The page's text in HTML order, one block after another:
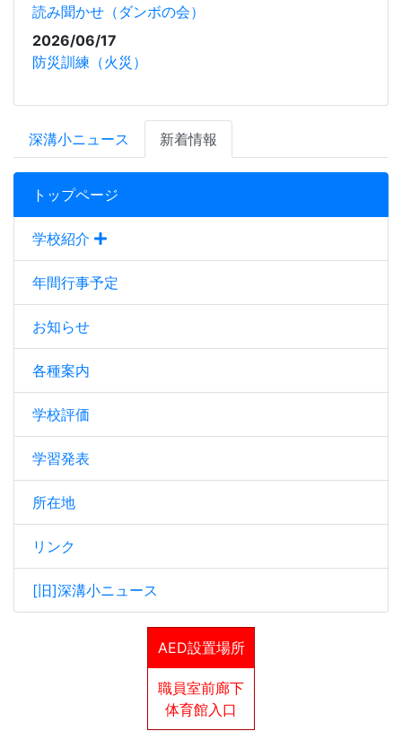
トップページ
学校紹介
年間行事予定
お知らせ
各種案内
学校評価
学習発表
所在地
リンク
[旧]深溝小ニュース
AED設置場所
職員室前廊下
体育館入口
読み聞かせ（ダンボの会）
2026/06/17
防災訓練（火災）
深溝小ニュース 新着情報